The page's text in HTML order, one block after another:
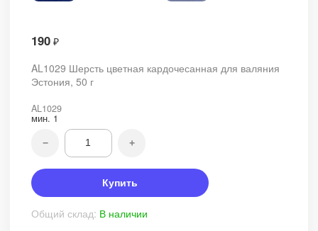
190 ₽
AL1029 Шерсть цветная кардочесанная для валяния
Эстония, 50 г
AL1029
мин. 1
− +
Купить
Общий склад: В наличии